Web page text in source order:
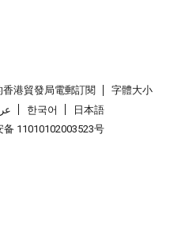
香港貿發局電郵訂閱
字體大小
한국어
日本語
备 11010102003523号